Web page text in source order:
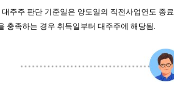
대주주 판단 기준일은 양도일의 직전사업연도 종
충족하는 경우 취득일부터 대주주에 해당됨.